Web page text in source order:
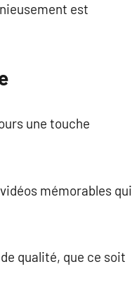
est
une touche
mémorables qui
qualité, que ce soit